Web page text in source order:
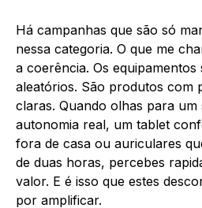
Há campanhas que são só
nessa categoria. O que me
a coerência. Os
aleatórios. São produtos com
claras. Quando olhas para
autonomia real, um tablet
fora de casa ou auriculares
de duas horas, percebes
valor. E é isso que estes
por amplificar.